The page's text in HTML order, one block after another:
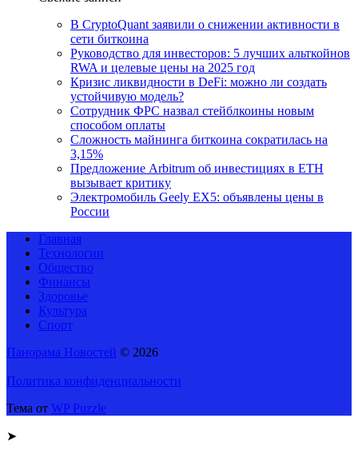
В CryptoQuant заявили о снижении активности в
сети биткоина
Руководство для инвесторов: 5 лучших альткойнов
RWA и целевые цены на 2025 год
Кризис ликвидности в DeFi: можно ли создать
устойчивую модель?
Сотрудник ФРС назвал стейблкоины новым
способом оплаты
Сложность майнинга биткоина сократилась на
3,15%
Предложение Arbitrum об инвестициях в ETH
вызывает критику
Электромобиль Geely EX5: объявлены цены в
России
Главная
Технологии
Общество
Финансы
Здоровье
Культура
Спорт
Панорама Новостей © 2026
Политика конфиденциальности
Тема от WP Puzzle
➤